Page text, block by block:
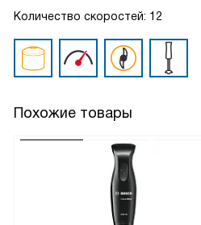
Количество скоростей: 12
Похожие товары